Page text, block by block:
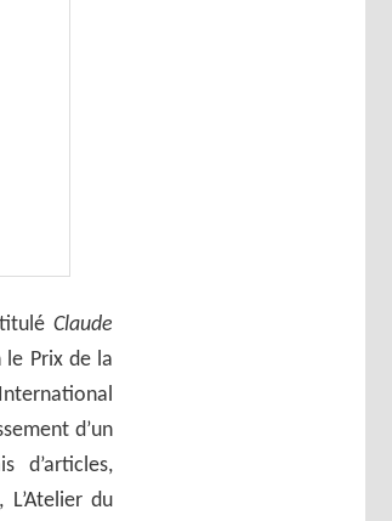
Claude
Prix de la
d’un
d’articles,
L’Atelier du